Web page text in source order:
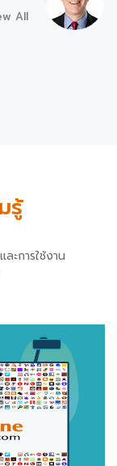
รู้
ะการใช้งาน